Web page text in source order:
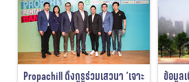
Propachill ดึงกูรูร่วมเสวนา ‘เจาะ
ข้อมูล